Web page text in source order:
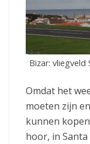
Bizar:
Omdat het
moeten zijn
kunnen
hoor, in